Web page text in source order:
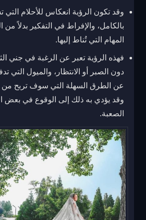
وقد تكون الرؤية انعكاس للأحلام التي
بالكامل، والإفراط في التفكير بدلاً من
المهام التي تُناط إليها.
فهذه الرؤية تعبر عن الرغبة في جني
دون الصبر أو الانتظار، والميول التي
عن الطرق السهلة التي سوف تربح من
وقد يؤدي به ذلك إلى الوقوع في بعض
الصعبة.